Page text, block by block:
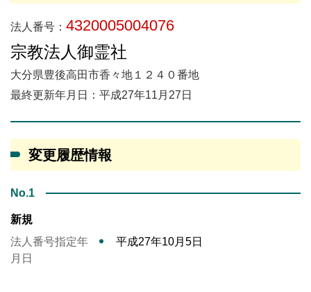
法人番号： 4320005004076
宗教法人御霊社
大分県豊後高田市香々地１２４０番地
最終更新年月日：平成27年11月27日
変更履歴情報
No.1
新規
法人番号指定年
月日
平成27年10月5日